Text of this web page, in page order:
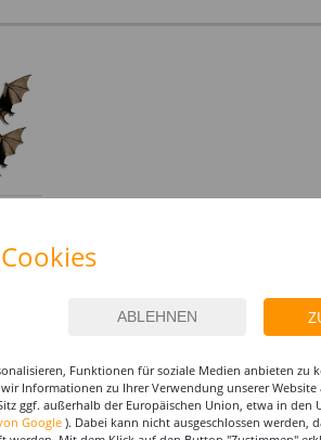
Funktionen für soziale Medien anbieten zu
Informationen zu Ihrer Verwendung unserer
ggf. außerhalb der Europäischen Union, etwa in den
Google ). Dabei kann nicht ausgeschlossen werden,